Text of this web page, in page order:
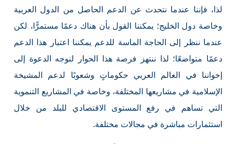
لذا، فإننا عندما نتحدث عن الدعم الحاصل من الدول العربية
وخاصة دول الخليج؛ يمكننا القول بأن هناك دعمًا مستمرًّا، لكن
عندما ننظر إلى الحاجة الماسة للدعم يمكننا اعتبار هذا الدعم
دعمًا متواضعًا؛ لذا ننتهز فرصة هذا الحوار لنوجه الدعوة إلى
إخواننا في العالم العربي حكوماتٍ وشعوبًا لدعم المشيخة
الإسلامية في مشاريعها المختلفة، وخاصة في المشاريع التنموية
التي تساهم في رفع المستوى الاقتصادي للبلد من خلال
استثمارات مباشرة في مجالات مختلفة.